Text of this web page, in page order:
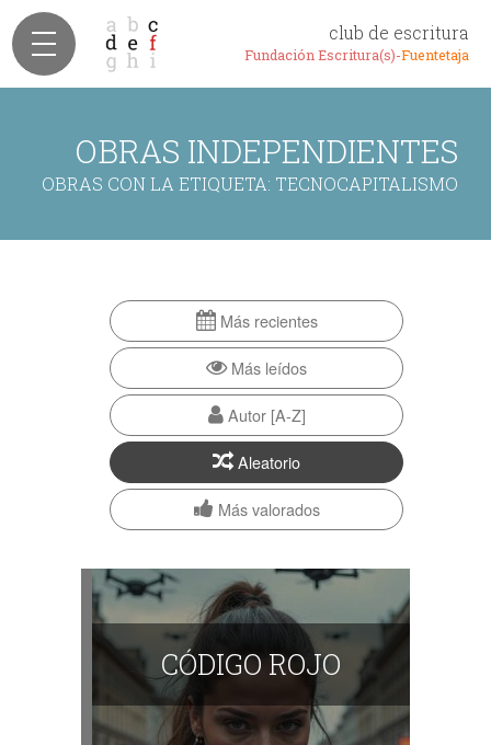
club de escritura
Fundación Escritura(s)-Fuentetaja
OBRAS INDEPENDIENTES
OBRAS CON LA ETIQUETA: TECNOCAPITALISMO
Más recientes
Más leídos
Autor [A-Z]
Aleatorio
Más valorados
CÓDIGO ROJO